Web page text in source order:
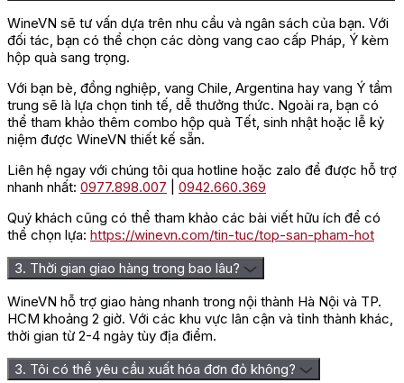
WineVN sẽ tư vấn dựa trên nhu cầu và ngân sách của bạn. Với
đối tác, bạn có thể chọn các dòng vang cao cấp Pháp, Ý kèm
hộp quà sang trọng.
Với bạn bè, đồng nghiệp, vang Chile, Argentina hay vang Ý tầm
trung sẽ là lựa chọn tinh tế, dễ thưởng thức. Ngoài ra, bạn có
thể tham khảo thêm combo hộp quà Tết, sinh nhật hoặc lễ kỷ
niệm được WineVN thiết kế sẵn.
Liên hệ ngay với chúng tôi qua hotline hoặc zalo để được hỗ trợ
nhanh nhất: 0977.898.007
0942.660.369
Quý khách cũng có thể tham khảo các bài viết hữu ích để có
thể chọn lựa: https://winevn.com/tin-tuc/top-san-pham-hot
3. Thời gian giao hàng trong bao lâu?
WineVN hỗ trợ giao hàng nhanh trong nội thành Hà Nội và TP.
HCM khoảng 2 giờ. Với các khu vực lân cận và tỉnh thành khác,
thời gian từ 2-4 ngày tùy địa điểm.
3. Tôi có thể yêu cầu xuất hóa đơn đỏ không?